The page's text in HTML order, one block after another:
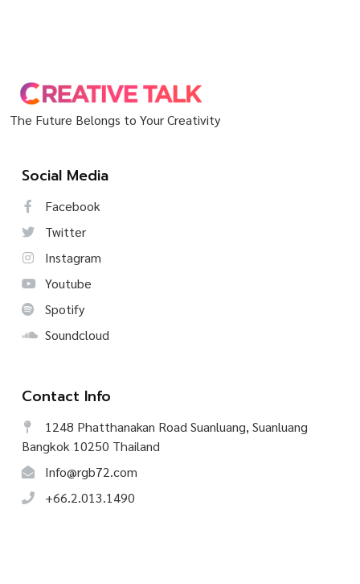
The Future Belongs to Your Creativity
Social Media
Facebook
Twitter
Instagram
Youtube
Spotify
Soundcloud
Contact Info
1248 Phatthanakan Road Suanluang, Suanluang
Bangkok 10250 Thailand
Info@rgb72.com
+66.2.013.1490